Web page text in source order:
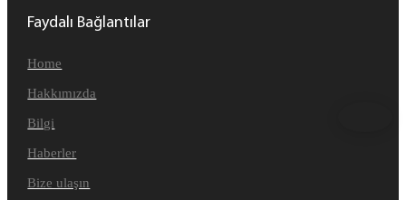
Faydalı Bağlantılar
Home
Hakkımızda
Bilgi
Haberler
Bize ulaşın